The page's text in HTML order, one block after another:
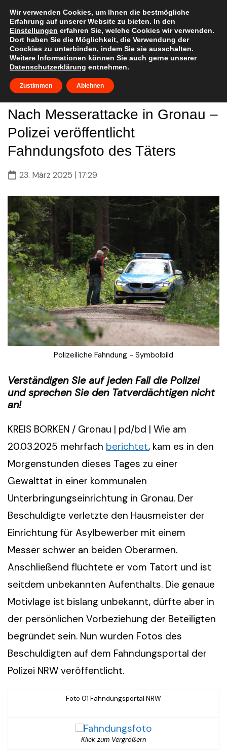
content
Nach Messerattacke in Gronau –
Polizei veröffentlicht
Fahndungsfoto des Täters
23. März 2025 | 17:29
Polizeiliche Fahndung - Symbolbild
Verständigen Sie auf jeden Fall die Polizei
und sprechen Sie den Tatverdächtigen nicht
an!
KREIS BORKEN / Gronau | pd/bd | Wie am
20.03.2025 mehrfach berichtet, kam es in den
Morgenstunden dieses Tages zu einer
Gewalttat in einer kommunalen
Unterbringungseinrichtung in Gronau. Der
Beschuldigte verletzte den Hausmeister der
Einrichtung für Asylbewerber mit einem
Messer schwer an beiden Oberarmen.
Anschließend flüchtete er vom Tatort und ist
seitdem unbekannten Aufenthalts. Die genaue
Motivlage ist bislang unbekannt, dürfte aber in
der persönlichen Vorbeziehung der Beteiligten
begründet sein. Nun wurden Fotos des
Beschuldigten auf dem Fahndungsportal der
Polizei NRW veröffentlicht.
Foto 01 Fahndungsportal NRW
Klick zum Vergrößern
Wir verwenden Cookies, um Ihnen die bestmögliche
Erfahrung auf unserer Website zu bieten. In den
Einstellungen erfahren Sie, welche Cookies wir verwenden.
Dort haben Sie die Möglichkeit, die Verwendung der
Coockies zu unterbinden, indem Sie sie ausschalten.
Weitere Informationen können Sie auch gerne unserer
Datenschutzerklärung entnehmen.
Zustimmen Ablehnen